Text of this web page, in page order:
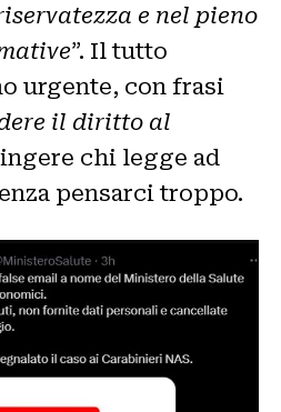
e nel pieno
”. Il tutto
urgente, con frasi
il diritto al
chi legge ad
pensarci troppo.